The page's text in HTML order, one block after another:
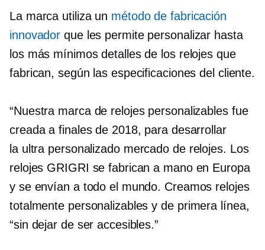
La marca utiliza un método de fabricación
innovador que les permite personalizar hasta
los más mínimos detalles de los relojes que
fabrican, según las especificaciones del cliente.
“Nuestra marca de relojes personalizables fue
creada a finales de 2018, para desarrollar
la ultra personalizadomercado de relojes. Los
relojes GRIGRI se fabrican a mano en Europa
y se envían a todo el mundo. Creamos relojes
totalmente personalizables yde primera línea,
“sin dejar de ser accesibles.”